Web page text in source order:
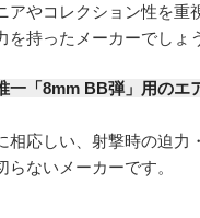
アやコレクション性を重
を持ったメーカーでしょ
一「8mm BB弾」用のエ
相応しい、射撃時の迫力
ないメーカーです。